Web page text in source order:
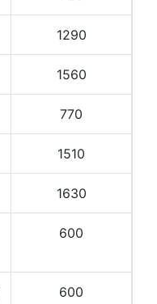
1290
1560
770
1510
1630
600
600